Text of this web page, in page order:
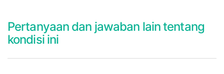
Pertanyaan dan jawaban lain tentang
kondisi ini